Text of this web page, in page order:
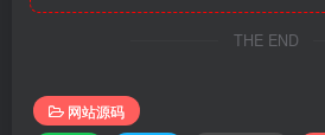
THE END
网站源码